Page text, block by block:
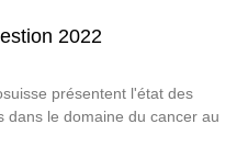
2022
présentent l'état des
dans le domaine du cancer au